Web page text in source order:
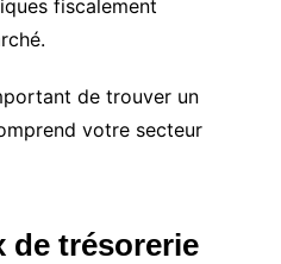
fiscalement
de trouver un
votre secteur
de trésorerie